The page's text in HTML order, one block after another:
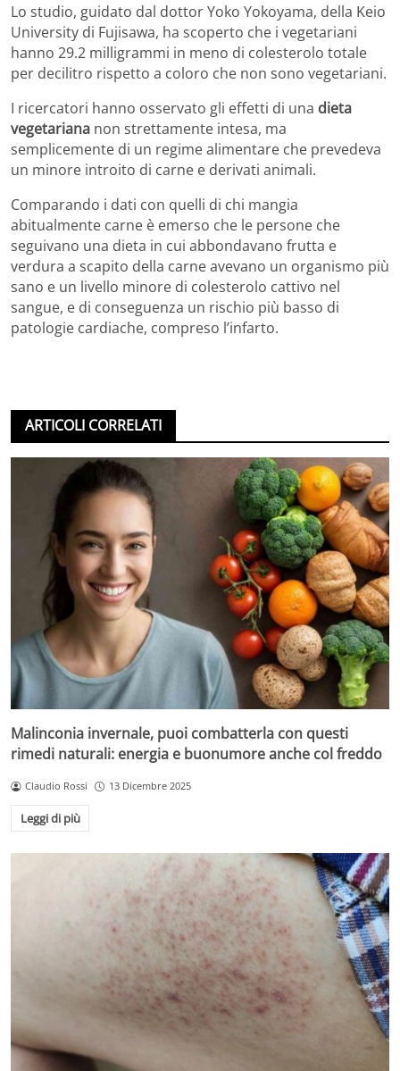
Lo studio, guidato dal dottor Yoko Yokoyama, della Keio
University di Fujisawa, ha scoperto che i vegetariani
hanno 29.2 milligrammi in meno di colesterolo totale
per decilitro rispetto a coloro che non sono vegetariani.
I ricercatori hanno osservato gli effetti di una dieta
vegetariana non strettamente intesa, ma
semplicemente di un regime alimentare che prevedeva
un minore introito di carne e derivati animali.
Comparando i dati con quelli di chi mangia
abitualmente carne è emerso che le persone che
seguivano una dieta in cui abbondavano frutta e
verdura a scapito della carne avevano un organismo più
sano e un livello minore di colesterolo cattivo nel
sangue, e di conseguenza un rischio più basso di
patologie cardiache, compreso l’infarto.
ARTICOLI CORRELATI
Malinconia invernale, puoi combatterla con questi
rimedi naturali: energia e buonumore anche col freddo
Claudio Rossi 13 Dicembre 2025
Leggi di più